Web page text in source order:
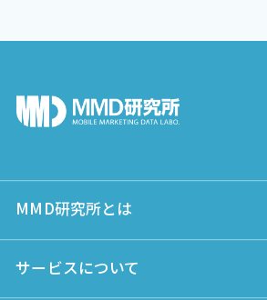
MMD研究所とは
サービスについて